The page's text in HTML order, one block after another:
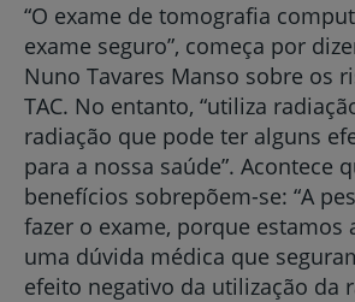
“O exame de tomografia
exame seguro”, começa por
Nuno Tavares Manso sobre os
TAC. No entanto, “utiliza
radiação que pode ter alguns
para a nossa saúde”. Acontece
benefícios sobrepõem-se: “A
fazer o exame, porque estamos
uma dúvida médica que
efeito negativo da utilização da